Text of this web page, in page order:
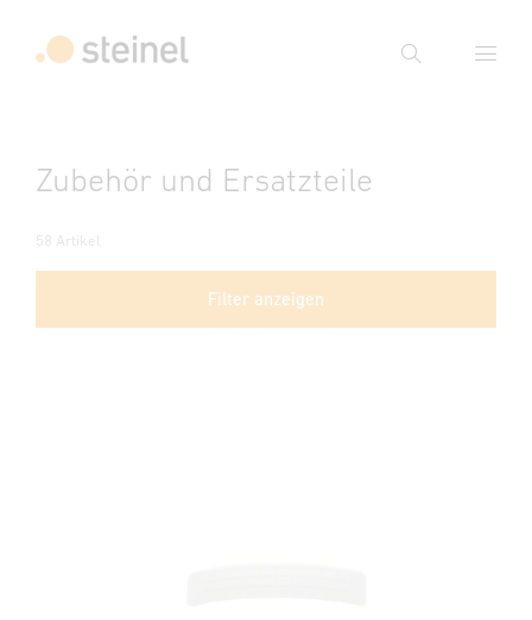
Suche
Suche
Zubehör und Ersatzteile
58 Artikel
Filter anzeigen